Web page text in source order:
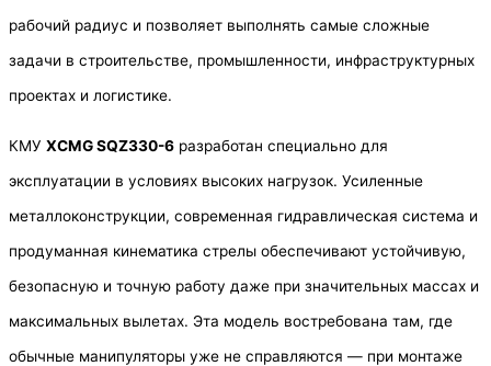
рабочий радиус и позволяет выполнять самые сложные
задачи в строительстве, промышленности, инфраструктурных
проектах и логистике.
КМУ XCMG SQZ330-6 разработан специально для
эксплуатации в условиях высоких нагрузок. Усиленные
металлоконструкции, современная гидравлическая система и
продуманная кинематика стрелы обеспечивают устойчивую,
безопасную и точную работу даже при значительных массах и
максимальных вылетах. Эта модель востребована там, где
обычные манипуляторы уже не справляются — при монтаже